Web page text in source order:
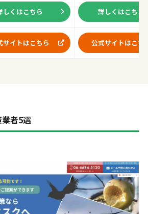
しくはこちら 詳しくはこちら
サイトはこちら 公式サイトはこち
者5選